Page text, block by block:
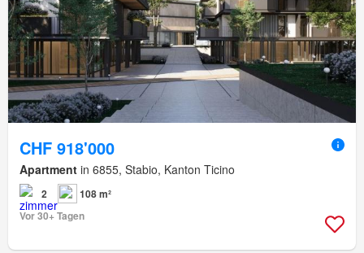
CHF 918'000
Apartment in 6855, Stabio, Kanton Ticino
2
108 m²
Vor 30+ Tagen